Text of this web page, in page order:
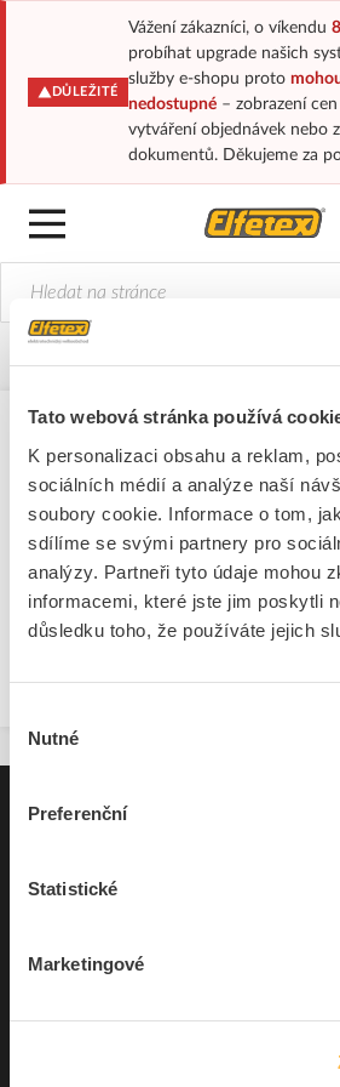
Tato webová stránka používá
K personalizaci obsahu a reklam,
sociálních médií a analýze naší
soubory cookie. Informace o tom,
sdílíme se svými partnery pro
analýzy. Partneři tyto údaje mohou
informacemi, které jste jim poskytli
důsledku toho, že používáte jejich
souhlasu
Nutné
Preferenční
Statistické
Marketingové
DŮLEŽITÉ
Vážení zákazníci, o víkendu
probíhat upgrade našich
služby e-shopu proto
nedostupné– zobrazení
vytváření objednávek nebo
dokumentů. Děkujeme za
Nezobrazuje se vám akční
svého účtu pomocí tlačítka
nemáte, je potřeba se
Akční nabídka se zobrazí pouze
partnerům .
Pro zákazníky
Hřbitovní 31a